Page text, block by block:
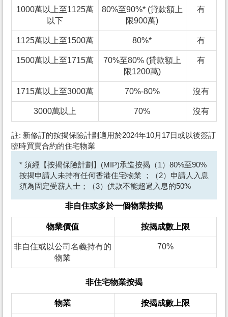
1000萬以上至1125萬
以下
80%至90%* (貸款額上
限900萬)
有
1125萬以上至1500萬 80%* 有
1500萬以上至1715萬
70%至80% (貸款額上
限1200萬)
有
1715萬以上至3000萬 70%-80% 沒有
3000萬以上 70% 沒有
註: 新修訂的按揭保險計劃適用於2024年10月17日或以後簽訂
臨時買賣合約的住宅物業
* 須經【按揭保險計劃】(MIP)承造按揭（1）80%至90%
按揭申請人未持有任何香港住宅物業 ；（2）申請人入息
須為固定受薪人士；（3）供款不能超過入息的50%
非自住或多於一個物業按揭
物業價值 按揭成數上限
非自住或以公司名義持有的
物業
70%
非住宅物業按揭
物業 按揭成數上限